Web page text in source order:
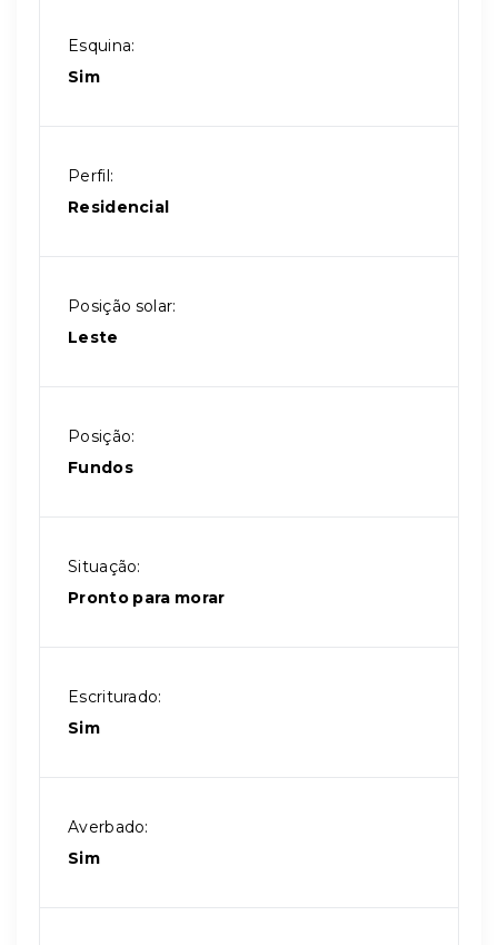
Esquina:
Sim
Perfil:
Residencial
Posição solar:
Leste
Posição:
Fundos
Situação:
Pronto para morar
Escriturado:
Sim
Averbado:
Sim